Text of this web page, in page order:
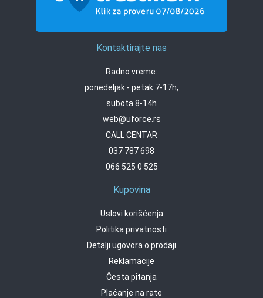
Kontaktirajte nas
Radno vreme:
ponedeljak - petak 7-17h,
subota 8-14h
web@uforce.rs
CALL CENTAR
037 787 698
066 525 0 525
Kupovina
Uslovi korišćenja
Politika privatnosti
Detalji ugovora o prodaji
Reklamacije
Česta pitanja
Plaćanje na rate